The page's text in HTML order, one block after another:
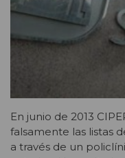
En junio de 2013
falsamente las listas
a través de un